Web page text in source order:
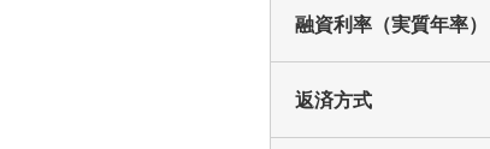
融資利率（実質年率）
返済方式